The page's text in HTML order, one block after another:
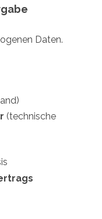
Daten.
(technische